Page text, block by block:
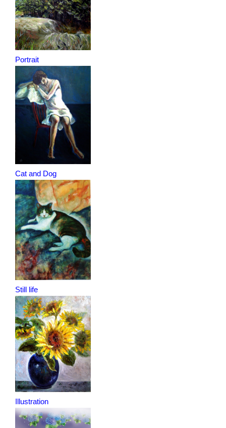
Portrait
Cat and Dog
Still life
Illustration